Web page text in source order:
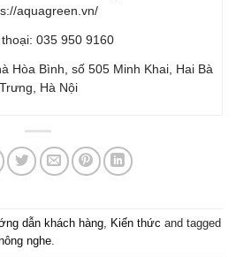
aquagreen.vn/
035 950 9160
Hòa Bình, số 505 Minh Khai, Hai Bà
Trưng, Hà Nội
dẫn khách hàng, Kiến thức and tagged
nghe.